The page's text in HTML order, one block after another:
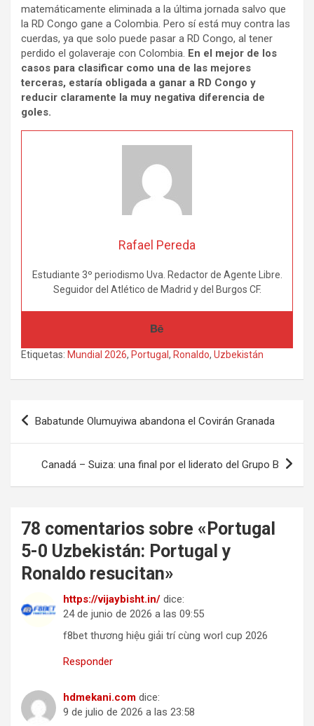
matemáticamente eliminada a la última jornada salvo que
la RD Congo gane a Colombia. Pero sí está muy contra las
cuerdas, ya que solo puede pasar a RD Congo, al tener
perdido el golaveraje con Colombia. En el mejor de los
casos para clasificar como una de las mejores
terceras, estaría obligada a ganar a RD Congo y
reducir claramente la muy negativa diferencia de
goles.
Rafael Pereda
Estudiante 3º periodismo Uva. Redactor de Agente Libre.
Seguidor del Atlético de Madrid y del Burgos CF.
Etiquetas: Mundial 2026, Portugal , Ronaldo, Uzbekistán
Navegación
Babatunde Olumuyiwa abandona el Covirán Granada
Canadá – Suiza: una final por el liderato del Grupo B
78 comentarios sobre « Portugal
5-0 Uzbekistán: Portugal y
Ronaldo resucitan»
https://vijaybisht.in/ dice:
24 de junio de 2026 a las 09:55
f8bet thương hiệu giải trí cùng worl cup 2026
Responder
hdmekani.com dice:
9 de julio de 2026 a las 23:58